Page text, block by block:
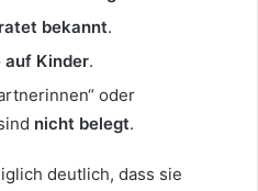
bekannt.
auf Kinder.
oder
nicht belegt.
deutlich, dass sie